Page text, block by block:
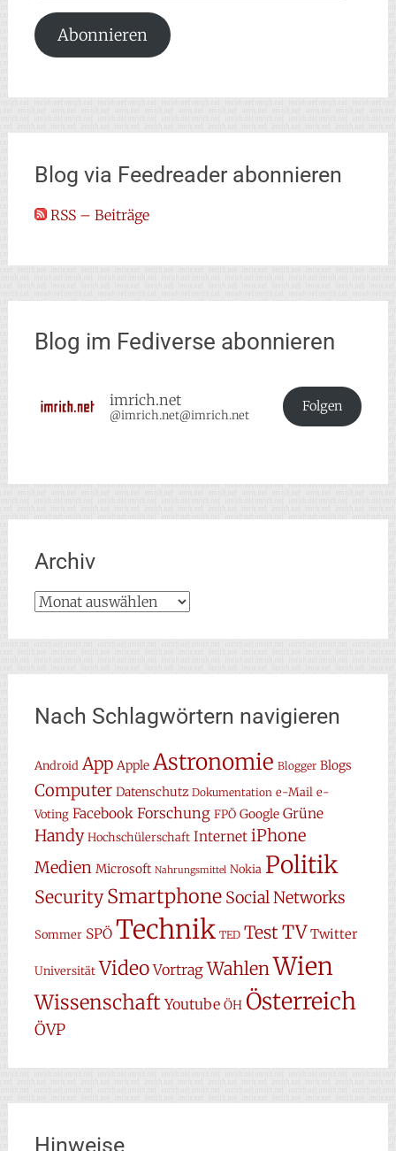
Adresse
Abonnieren
Blog via Feedreader abonnieren
RSS – Beiträge
Blog im Fediverse abonnieren
imrich.net
@imrich.net@imrich.net
Folgen
Archiv
Archiv
Nach Schlagwörtern navigieren
Android App Apple Astronomie Blogger Blogs
Computer Datenschutz Dokumentation e-Mail e-
Voting Facebook Forschung FPÖ Google Grüne
Handy Hochschülerschaft Internet iPhone
Medien Microsoft Nahrungsmittel Nokia Politik
Security Smartphone Social Networks
Sommer SPÖ Technik TED Test TV Twitter
Universität Video Vortrag WahlenWien
Wissenschaft Youtube ÖH Österreich
ÖVP
Hinweise